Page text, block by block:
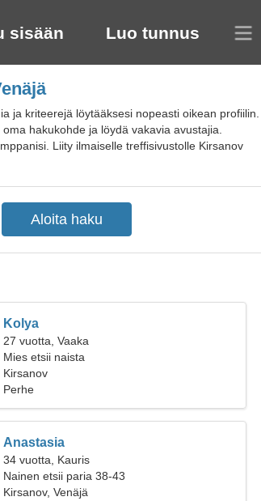
sisään Luo tunnus
ja kriteerejä löytääksesi nopeasti oikean profiilin.
hakukohde ja löydä vakavia avustajia.
Liity ilmaiselle treffisivustolle Kirsanov
Kolya
27 vuotta, Vaaka
Mies etsii naista
Kirsanov
Perhe
Anastasia
34 vuotta, Kauris
Nainen etsii paria 38-43
Kirsanov, Venäjä